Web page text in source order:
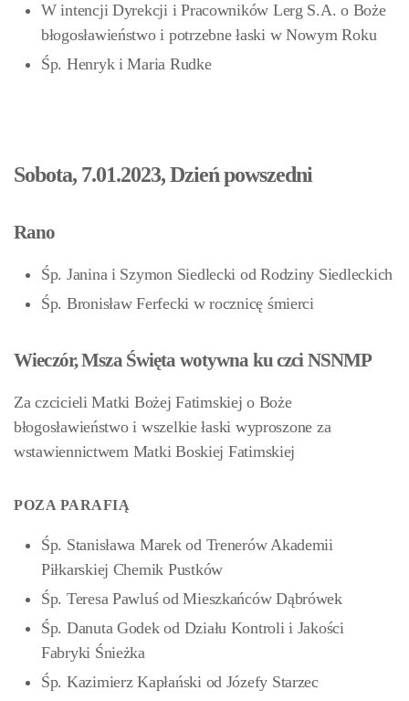
W intencji Dyrekcji i Pracowników Lerg S.A. o Boże
błogosławieństwo i potrzebne łaski w Nowym Roku
Śp. Henryk i Maria Rudke
Sobota, 7.01.2023, Dzień powszedni
Rano
Śp. Janina i Szymon Siedlecki od Rodziny Siedleckich
Śp. Bronisław Ferfecki w rocznicę śmierci
Wieczór, Msza Święta wotywna ku czci NSNMP
Za czcicieli Matki Bożej Fatimskiej o Boże
błogosławieństwo i wszelkie łaski wyproszone za
wstawiennictwem Matki Boskiej Fatimskiej
POZA PARAFIĄ
Śp. Stanisława Marek od Trenerów Akademii
Piłkarskiej Chemik Pustków
Śp. Teresa Pawluś od Mieszkańców Dąbrówek
Śp. Danuta Godek od Działu Kontroli i Jakości
Fabryki Śnieżka
Śp. Kazimierz Kapłański od Józefy Starzec